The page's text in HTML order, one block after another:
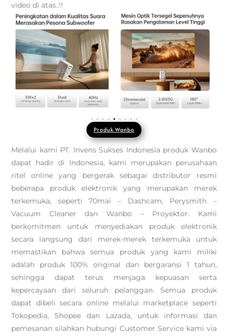
video di atas..!!
Produk Wanbo
Melalui kami PT. Invens Sukses Indonesia produk Wanbo
dapat hadir di Indonesia, kami merupakan perusahaan
ritel online yang bergerak sebagai distributor resmi
beberapa produk elektronik yang merupakan merek
terkemuka, seperti 70mai – Dashcam, Perysmith –
Vacuum Cleaner dan Wanbo – Proyektor. Kami
berkomitmen untuk menyediakan produk elektronik
secara langsung dari merek-merek terkemuka untuk
memastikan bahwa semua produk yang kami miliki
adalah produk 100% original dan bergaransi 1 tahun,
sehingga dapat terus menjaga kepuasan serta
kepercayaan dari seluruh pelanggan. Semua produk
dapat dibeli secara online melalui marketplace seperti
Tokopedia, Shopee dan Lazada, untuk informasi dan
pemesanan silahkan hubungi Customer Service kami via